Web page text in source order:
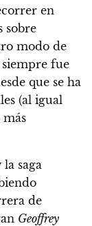
en
sobre
modo de
siempre fue
que se ha
(al igual
más
saga
de
Geoffrey